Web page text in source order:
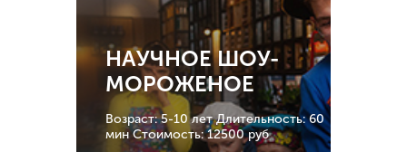
НАУЧНОЕ ШОУ-
МОРОЖЕНОЕ
Возраст: 5-10 летДлительность: 60
минСтоимость: 12500 руб